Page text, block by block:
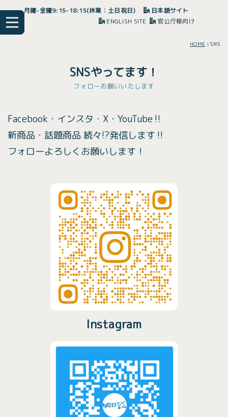
月曜-金曜9:15-18:15(休業：土日祝日)
日本語サイト
ENGLISH SITE
官公庁様向け
HOME |SNS
SNSやってます！
フォローお願いいたします
Facebook・インスタ・X・YouTube‼︎
新商品・話題商品 続々!?発信します‼︎
フォローよろしくお願いします！
Instagram